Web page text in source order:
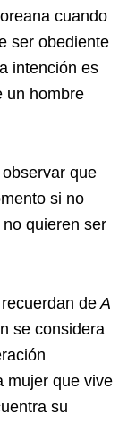
cuando
ser obediente
intención es
un hombre
que
si no
quieren ser
deA
se considera
mujer que vive
su